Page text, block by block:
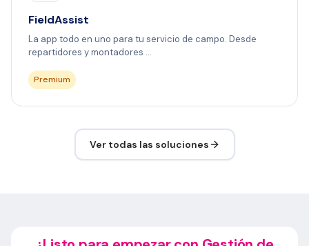
FieldAssist
La app todo en uno para tu servicio de campo. Desde
repartidores y montadores ...
Premium
Ver todas las soluciones